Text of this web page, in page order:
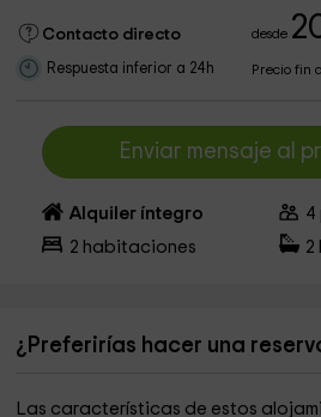
Contacto directo desde
Respuesta inferior a 24h Precio fin
Enviar mensaje al
Alquiler íntegro 4
2 habitaciones 2
¿Preferirías hacer una
Las características de estos